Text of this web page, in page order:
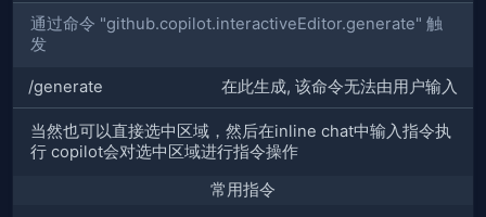
通过命令 "github.copilot.interactiveEditor.generate" 触
发
/generate 在此生成, 该命令无法由用户输入
当然也可以直接选中区域，然后在inline chat中输入指令执
行 copilot会对选中区域进行指令操作
常用指令